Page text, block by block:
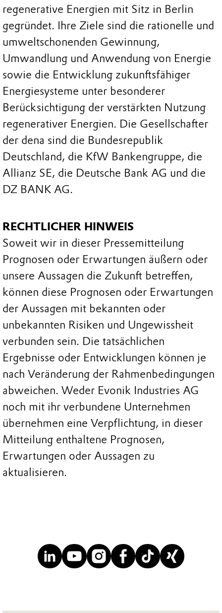
regenerative Energien mit Sitz in Berlin
gegründet. Ihre Ziele sind die rationelle und
umweltschonenden Gewinnung,
Umwandlung und Anwendung von Energie
sowie die Entwicklung zukunftsfähiger
Energiesysteme unter besonderer
Berücksichtigung der verstärkten Nutzung
regenerativer Energien. Die Gesellschafter
der dena sind die Bundesrepublik
Deutschland, die KfW Bankengruppe, die
Allianz SE, die Deutsche Bank AG und die
DZ BANK AG.
RECHTLICHER HINWEIS
Soweit wir in dieser Pressemitteilung
Prognosen oder Erwartungen äußern oder
unsere Aussagen die Zukunft betreffen,
können diese Prognosen oder Erwartungen
der Aussagen mit bekannten oder
unbekannten Risiken und Ungewissheit
verbunden sein. Die tatsächlichen
Ergebnisse oder Entwicklungen können je
nach Veränderung der Rahmenbedingungen
abweichen. Weder Evonik Industries AG
noch mit ihr verbundene Unternehmen
übernehmen eine Verpflichtung, in dieser
Mitteilung enthaltene Prognosen,
Erwartungen oder Aussagen zu
aktualisieren.